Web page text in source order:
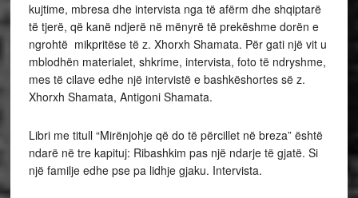
kujtime, mbresa dhe intervista nga të afërm dhe shqiptarë
të tjerë, që kanë ndjerë në mënyrë të prekëshme dorën e
ngrohtë mikpritëse të z. Xhorxh Shamata. Për gati një vit u
mblodhën materialet, shkrime, intervista, foto të ndryshme,
mes të cilave edhe një intervistë e bashkëshortes së z.
Xhorxh Shamata, Antigoni Shamata.
Libri me titull “Mirënjohje që do të përcillet në breza” është
ndarë në tre kapituj: Ribashkim pas një ndarje të gjatë. Si
një familje edhe pse pa lidhje gjaku. Intervista.